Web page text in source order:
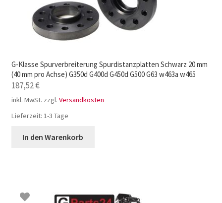
G-Klasse Spurverbreiterung Spurdistanzplatten Schwarz 20 mm
(40 mm pro Achse) G350d G400d G450d G500 G63 w463a w465
187,52€
inkl. MwSt. zzgl. Versandkosten
Lieferzeit: 1-3 Tage
In den Warenkorb